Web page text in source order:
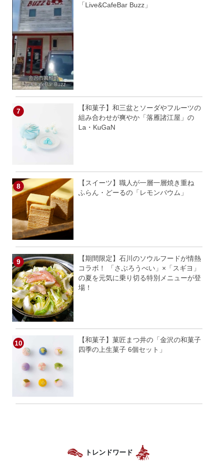
「Live&CafeBar Buzz」
【和菓子】和三盆とソーダやフルーツの
組み合わせが爽やか「落雁諸江屋」の
La・KuGaN
【スイーツ】職人が一層一層焼き重ね
ふらん・どーるの「レモンバウム」
【期間限定】石川のソウルフードが情熱
コラボ！ 「さぶろうべい」×「スギヨ」
の夏を元気に乗り切る特別メニューが登
場！
【和菓子】菓匠まつ井の「金沢の和菓子
四季の上生菓子 6個セット」
トレンドワード